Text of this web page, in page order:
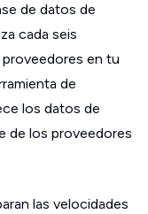
de datos de
cada seis
proveedores en tu
de
los datos de
de los proveedores
las velocidades